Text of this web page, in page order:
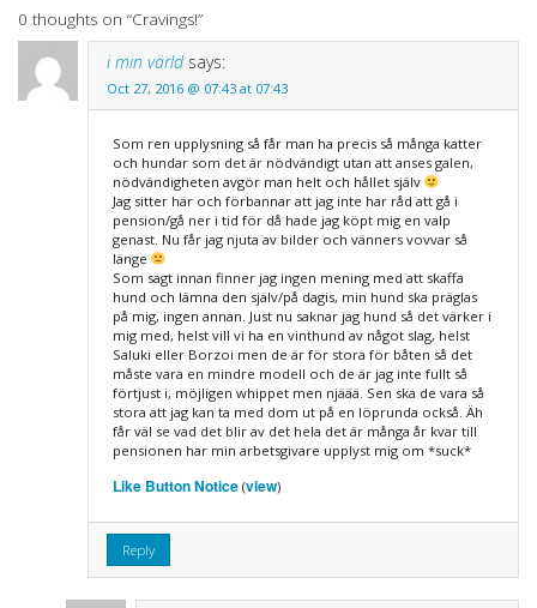
0 thoughts on “Cravings!”
i min värld says:
Oct 27, 2016 @ 07:43 at 07:43
Som ren upplysning så får man ha precis så många katter
och hundar som det är nödvändigt utan att anses galen,
nödvändigheten avgör man helt och hållet själv
Jag sitter här och förbannar att jag inte har råd att gå i
pension/gå ner i tid för då hade jag köpt mig en valp
genast. Nu får jag njuta av bilder och vänners vovvar så
länge
Som sagt innan finner jag ingen mening med att skaffa
hund och lämna den själv/på dagis, min hund ska präglas
på mig, ingen annan. Just nu saknar jag hund så det värker i
mig med, helst vill vi ha en vinthund av något slag, helst
Saluki eller Borzoi men de är för stora för båten så det
måste vara en mindre modell och de är jag inte fullt så
förtjust i, möjligen whippet men njäää. Sen ska de vara så
stora att jag kan ta med dom ut på en löprunda också. Äh
får väl se vad det blir av det hela det är många år kvar till
pensionen har min arbetsgivare upplyst mig om *suck*
Like Button Notice(view)
Reply